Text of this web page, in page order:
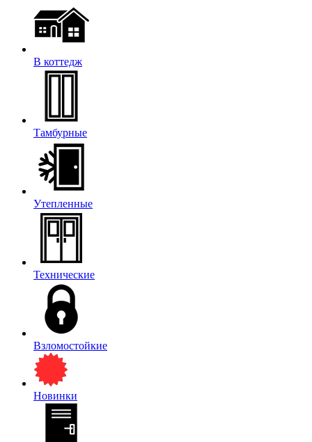
В коттедж
Тамбурные
Утепленные
Технические
Взломостойкие
Новинки